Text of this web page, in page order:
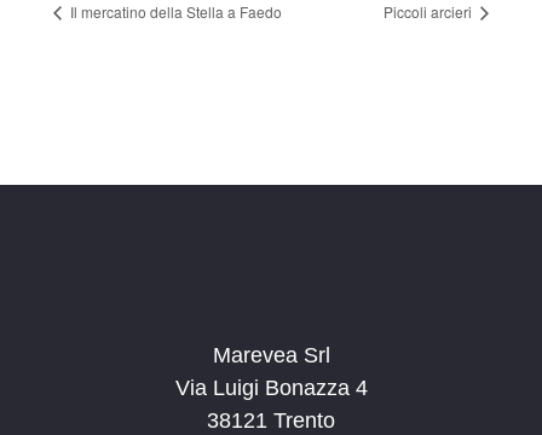
Il mercatino della Stella a Faedo Piccoli arcieri
Marevea Srl
Via Luigi Bonazza 4
38121 Trento